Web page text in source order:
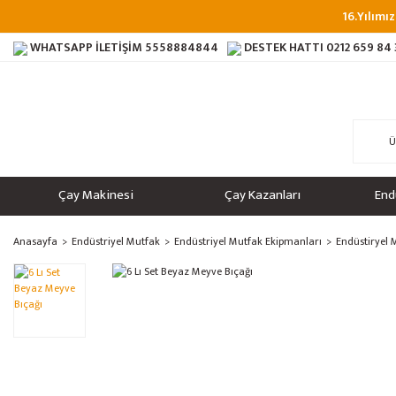
WHATSAPP İLETİŞİM 5558884844 DESTEK HATTI 0212 659 84
Çay Makinesi Çay Kazanları
Anasayfa Endüstriyel Mutfak Endüstriyel Mutfak Ekipmanları Endüstiryel